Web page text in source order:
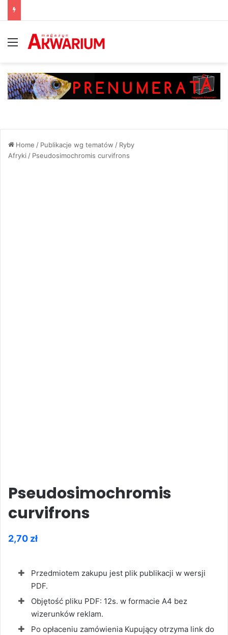
Menu
Home / Publikacje wg tematów / Ryby
Afryki / Pseudosimochromis curvifrons
Pseudosimochromis
curvifrons
2,70 zł
Przedmiotem zakupu jest plik publikacji w wersji
PDF.
Objętość pliku PDF: 12s. w formacie A4 bez
wizerunków reklam.
Po opłaceniu zamówienia Kupujący otrzyma link do